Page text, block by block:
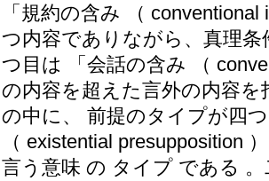
「規約の含み （
つ内容でありながら、真理
つ目は 「会話の含み （
の内容を超えた言外の内容
の中に、 前提のタイプが四
（ existential presupposition
言う意味 の タイプ である